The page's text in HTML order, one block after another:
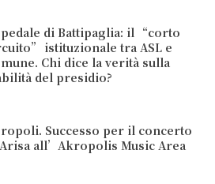
di Battipaglia: il “corto
istituzionale tra ASL e
Chi dice la verità sulla
del presidio?
Successo per il concerto
all’Akropolis Music Area